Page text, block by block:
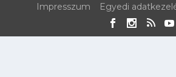
Impresszum Egyedi